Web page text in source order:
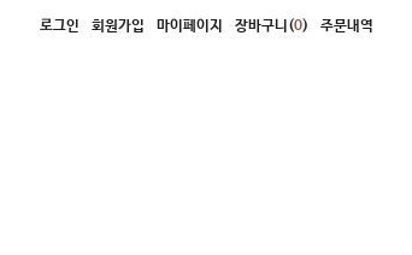
로그인 회원가입 마이페이지 장바구니(0) 주문내역